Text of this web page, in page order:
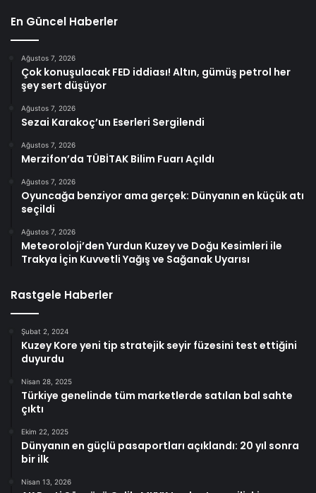
En Güncel Haberler
Ağustos 7, 2026
Çok konuşulacak FED iddiası! Altın, gümüş petrol her
şey sert düşüyor
Ağustos 7, 2026
Sezai Karakoç’un Eserleri Sergilendi
Ağustos 7, 2026
Merzifon’da TÜBİTAK Bilim Fuarı Açıldı
Ağustos 7, 2026
Oyuncağa benziyor ama gerçek: Dünyanın en küçük atı
seçildi
Ağustos 7, 2026
Meteoroloji’den Yurdun Kuzey ve Doğu Kesimleri ile
Trakya İçin Kuvvetli Yağış ve Sağanak Uyarısı
Rastgele Haberler
Şubat 2, 2024
Kuzey Kore yeni tip stratejik seyir füzesini test ettiğini
duyurdu
Nisan 28, 2025
Türkiye genelinde tüm marketlerde satılan bal sahte
çıktı
Ekim 22, 2025
Dünyanın en güçlü pasaportları açıklandı: 20 yıl sonra
bir ilk
Nisan 13, 2026